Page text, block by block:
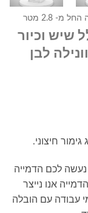
מ- 2.8 מטר
שיש וכיור
חיצוני.
נעשה לכם הדמייה
אנו נייצר
מטבח ונספק לכם אותו תוך 3-14 ימי עבודה עם הובלה